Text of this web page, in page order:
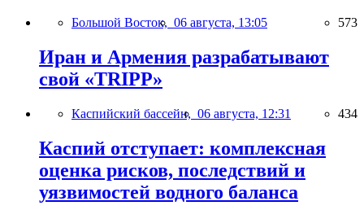
Большой Восток, 06 августа, 13:05 573
Иран и Армения разрабатывают
свой «TRIPP»
Каспийский бассейн, 06 августа, 12:31 434
Каспий отступает: комплексная
оценка рисков, последствий и
уязвимостей водного баланса